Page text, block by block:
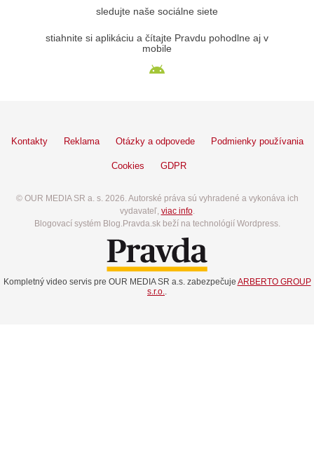
sledujte naše sociálne siete
stiahnite si aplikáciu a čítajte Pravdu pohodlne aj v
mobile
Kontakty Reklama Otázky a odpovede Podmienky používania
Cookies GDPR
© OUR MEDIA SR a. s. 2026. Autorské práva sú vyhradené a vykonáva ich
vydavateľ, viac info.
Blogovací systém Blog.Pravda.sk beží na technológií Wordpress.
Kompletný video servis pre OUR MEDIA SR a.s. zabezpečuje ARBERTO GROUP
s.r.o..